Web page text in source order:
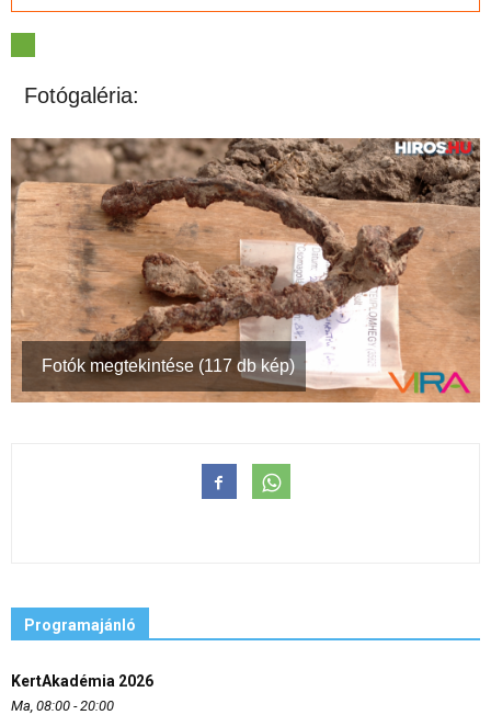
Fotógaléria:
Fotók megtekintése (117 db kép)
Programajánló
KertAkadémia 2026
Ma, 08:00 - 20:00